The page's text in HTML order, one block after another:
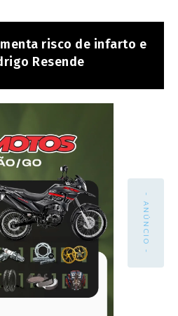
risco de infarto e
Resende
- ANÚNCIO -